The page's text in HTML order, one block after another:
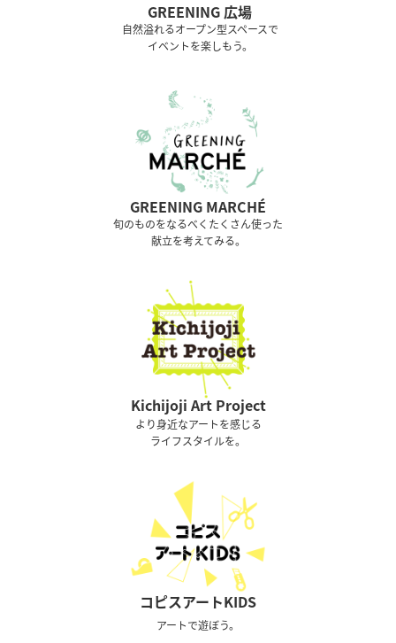
GREENING 広場
⾃然溢れるオープン型スペースで
イベントを楽しもう。
GREENING MARCHÉ
旬のものをなるべくたくさん使った
献立を考えてみる。
Kichijoji Art Project
より身近なアートを感じる
ライフスタイルを。
コピスアートKIDS
アートで遊ぼう。